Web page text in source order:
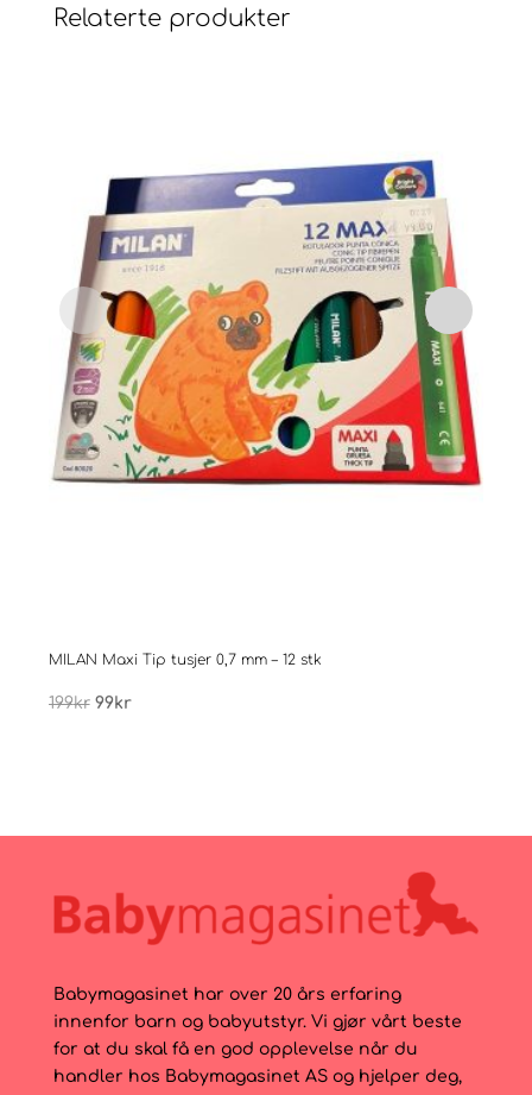
Relaterte produkter
MILAN Maxi Tip tusjer 0,7 mm – 12 stk
199kr Opprinnelig
99krNåværende
Babymagasinet har over 20 års erfaring
innenfor barn og babyutstyr. Vi gjør vårt beste
for at du skal få en god opplevelse når du
handler hos Babymagasinet AS og hjelper deg,